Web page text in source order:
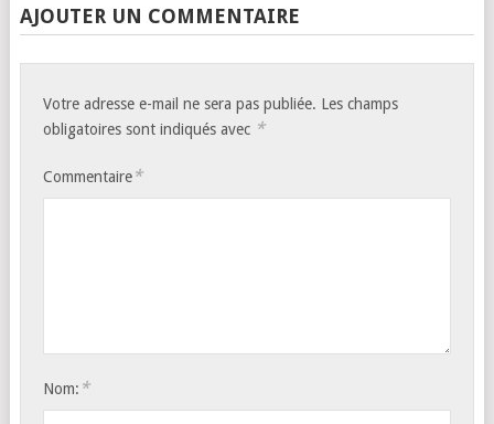
AJOUTER UN COMMENTAIRE
Votre adresse e-mail ne sera pas publiée. Les champs
obligatoires sont indiqués avec *
Commentaire*
Nom: *